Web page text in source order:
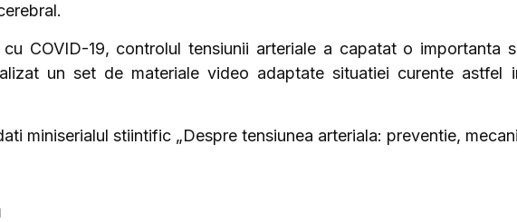
COVID-19, controlul tensiunii arteriale a capatat o importanta
un set de materiale video adaptate situatiei curente astfel
miniserialul stiintific „Despre tensiunea arteriala: preventie,